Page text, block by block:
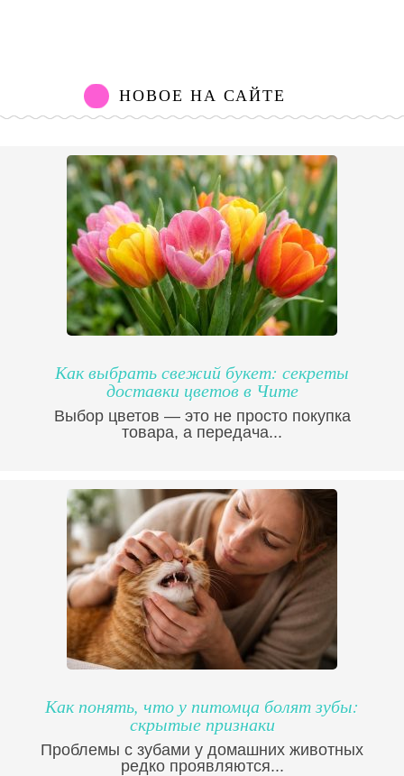
НОВОЕ НА САЙТЕ
Как выбрать свежий букет: секреты
доставки цветов в Чите
Выбор цветов — это не просто покупка
товара, а передача...
Как понять, что у питомца болят зубы:
скрытые признаки
Проблемы с зубами у домашних животных
редко проявляются...